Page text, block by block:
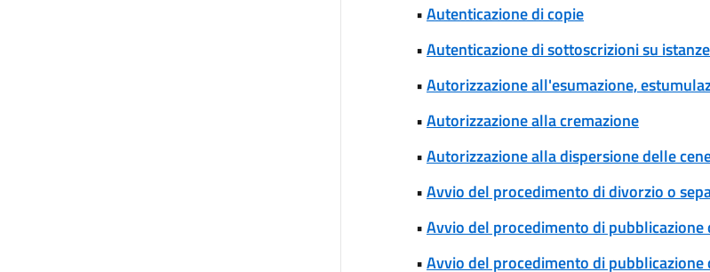
•Autenticazione di copie
•Autenticazione di sottoscrizioni su
•Autorizzazione all'esumazione,
•Autorizzazione alla cremazione
•Autorizzazione alla dispersione delle
•Avvio del procedimento di divorzio o
•Avvio del procedimento di
•Avvio del procedimento di